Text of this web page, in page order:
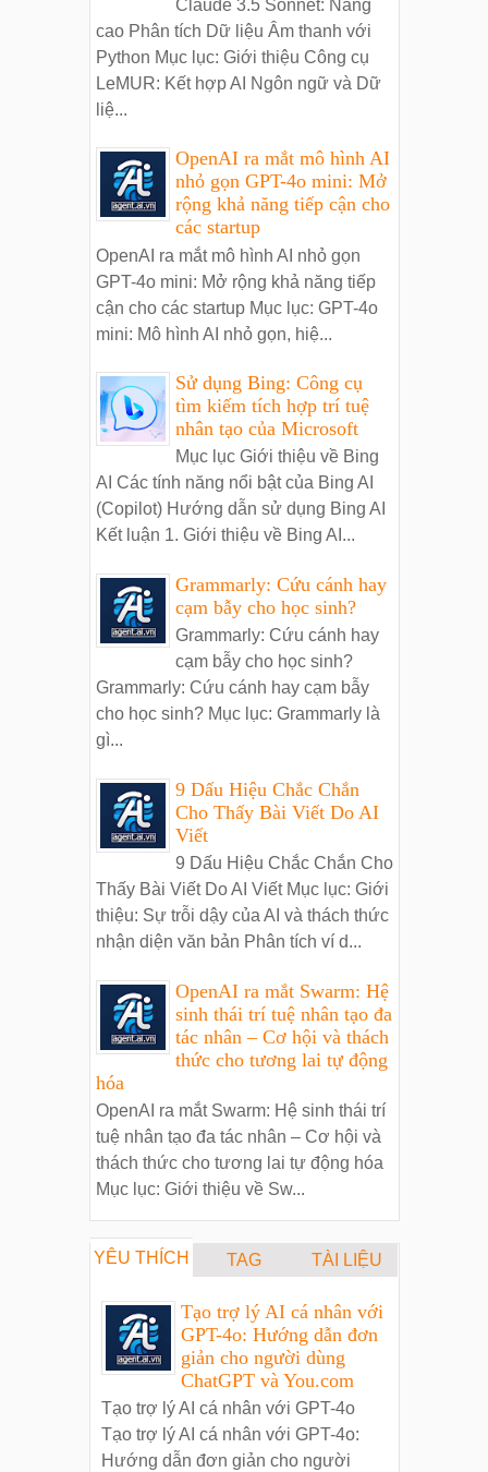
Claude 3.5 Sonnet: Nâng
cao Phân tích Dữ liệu Âm thanh với
Python Mục lục: Giới thiệu Công cụ
LeMUR: Kết hợp AI Ngôn ngữ và Dữ
liệ...
OpenAI ra mắt mô hình AI
nhỏ gọn GPT-4o mini: Mở
rộng khả năng tiếp cận cho
các startup
OpenAI ra mắt mô hình AI nhỏ gọn
GPT-4o mini: Mở rộng khả năng tiếp
cận cho các startup Mục lục: GPT-4o
mini: Mô hình AI nhỏ gọn, hiệ...
Sử dụng Bing: Công cụ
tìm kiếm tích hợp trí tuệ
nhân tạo của Microsoft
Mục lục Giới thiệu về Bing
AI Các tính năng nổi bật của Bing AI
(Copilot) Hướng dẫn sử dụng Bing AI
Kết luận 1. Giới thiệu về Bing AI...
Grammarly: Cứu cánh hay
cạm bẫy cho học sinh?
Grammarly: Cứu cánh hay
cạm bẫy cho học sinh?
Grammarly: Cứu cánh hay cạm bẫy
cho học sinh? Mục lục: Grammarly là
gì...
9 Dấu Hiệu Chắc Chắn
Cho Thấy Bài Viết Do AI
Viết
9 Dấu Hiệu Chắc Chắn Cho
Thấy Bài Viết Do AI Viết Mục lục: Giới
thiệu: Sự trỗi dậy của AI và thách thức
nhận diện văn bản Phân tích ví d...
OpenAI ra mắt Swarm: Hệ
sinh thái trí tuệ nhân tạo đa
tác nhân – Cơ hội và thách
thức cho tương lai tự động
hóa
OpenAI ra mắt Swarm: Hệ sinh thái trí
tuệ nhân tạo đa tác nhân – Cơ hội và
thách thức cho tương lai tự động hóa
Mục lục: Giới thiệu về Sw...
YÊU THÍCH TAG TÀI LIỆU
Tạo trợ lý AI cá nhân với
GPT-4o: Hướng dẫn đơn
giản cho người dùng
ChatGPT và You.com
Tạo trợ lý AI cá nhân với GPT-4o
Tạo trợ lý AI cá nhân với GPT-4o:
Hướng dẫn đơn giản cho người